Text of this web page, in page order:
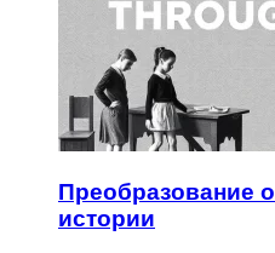
Преобразование
истории